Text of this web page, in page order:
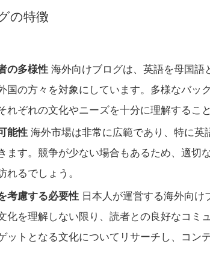
の特徴
の多様性 海外向けブログは、英語を母国語
国の方々を対象にしています。多様なバッ
れぞれの文化やニーズを十分に理解するこ
能性 海外市場は非常に広範であり、特に
ます。競争が少ない場合もあるため、適切
れるでしょう。
考慮する必要性 日本人が運営する海外向
化を理解しない限り、読者との良好なコミ
ットとなる文化についてリサーチし、コン